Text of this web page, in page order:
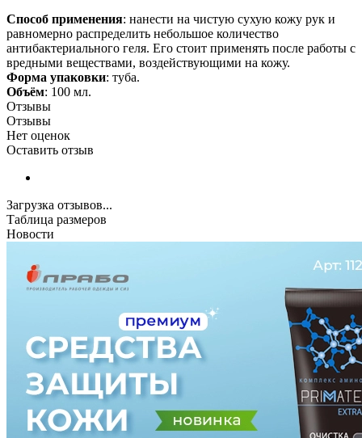
Способ применения: нанести на чистую сухую кожу рук и
равномерно распределить небольшое количество
антибактериального геля. Его стоит применять после работы с
вредными веществами, воздействующими на кожу.
Форма упаковки: туба.
Объём: 100 мл.
Отзывы
Отзывы
Нет оценок
Оставить отзыв
Загрузка отзывов...
Таблица размеров
Новости